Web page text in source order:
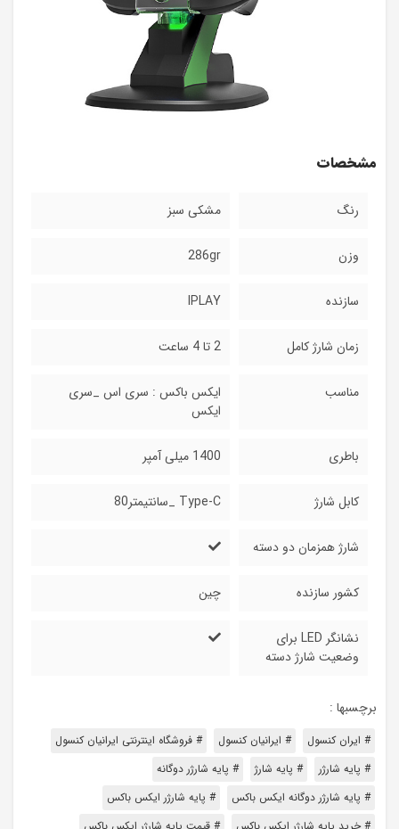
مشخصات
رنگ مشکی سبز
وزن 286gr
سازنده IPLAY
زمان شارژ کامل 2 تا 4 ساعت
مناسب
ایکس باکس : سری اس _سری
ایکس
باطری 1400 میلی آمپر
کابل شارژ Type-C _سانتیمتر80
شارژ همزمان دو دسته
کشور سازنده چین
نشانگر LED برای
وضعیت شارژ دسته
برچسبها :
# ایران کنسول # ایرانیان کنسول
# فروشگاه اینترنتی ایرانیان کنسول
# پایه شارژر
# پایه شارژ
# پایه شارژر دوگانه
# پایه شارژر دوگانه ایکس باکس
# پایه شارژر ایکس باکس